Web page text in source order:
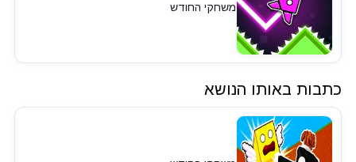
משחקי החודש
כתבות באותו הנושא